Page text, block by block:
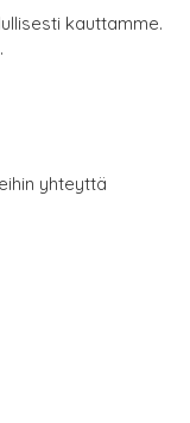
kauttamme.
yhteyttä